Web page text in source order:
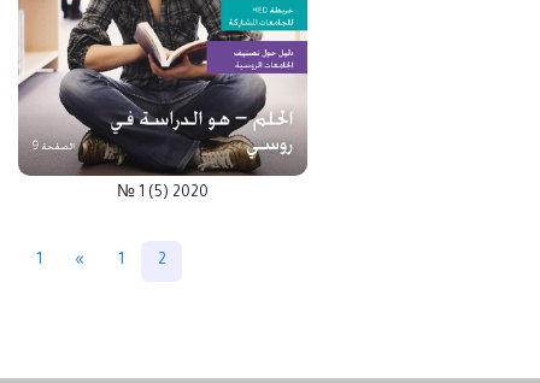
№ 1 (5) 2020
1 « 1 2